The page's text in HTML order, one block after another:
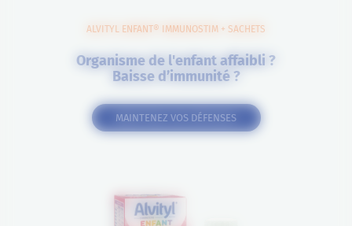
ALVITYL ENFANT® IMMUNOSTIM + SACHETS
Organisme de l'enfant affaibli ?
Baisse d’immunité ?
MAINTENEZ VOS DÉFENSES